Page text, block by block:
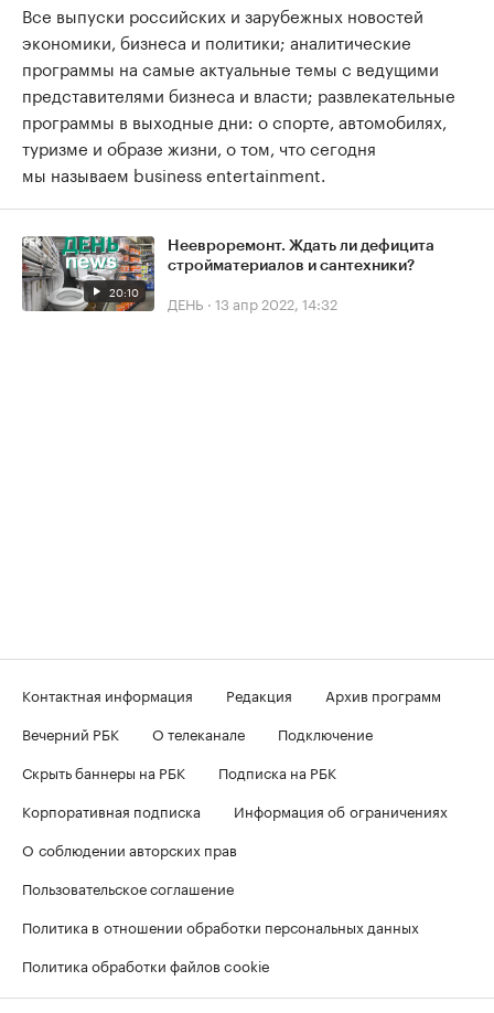
Все выпуски российских и зарубежных новостей
экономики, бизнеса и политики; аналитические
программы на самые актуальные темы с ведущими
представителями бизнеса и власти; развлекательные
программы в выходные дни: о спорте, автомобилях,
туризме и образе жизни, о том, что сегодня
мы называем business entertainment.
20:10
Неевроремонт. Ждать ли дефицита
стройматериалов и сантехники?
ДЕНЬ · 13 апр 2022, 14:32
Контактная информация Редакция
Архив программ
Вечерний РБК
О телеканале
Подключение
Скрыть баннеры на РБК
Подписка на РБК
Корпоративная подписка
Информация об ограничениях
О соблюдении авторских прав
Пользовательское соглашение
Политика в отношении обработки персональных данных
Политика обработки файлов cookie